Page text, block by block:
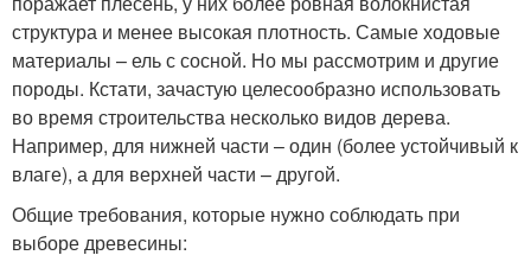
структура и менее высокая плотность. Самые ходовые
материалы – ель с сосной. Но мы рассмотрим и другие
породы. Кстати, зачастую целесообразно использовать
во время строительства несколько видов дерева.
Например, для нижней части – один (более устойчивый к
влаге), а для верхней части – другой.
Общие требования, которые нужно соблюдать при
выборе древесины: